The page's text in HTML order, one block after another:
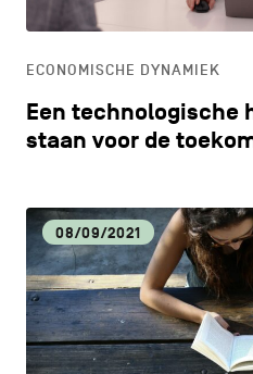
ECONOMISCHE DYNAMIEK
Een technologische
staan voor de
08/09/2021